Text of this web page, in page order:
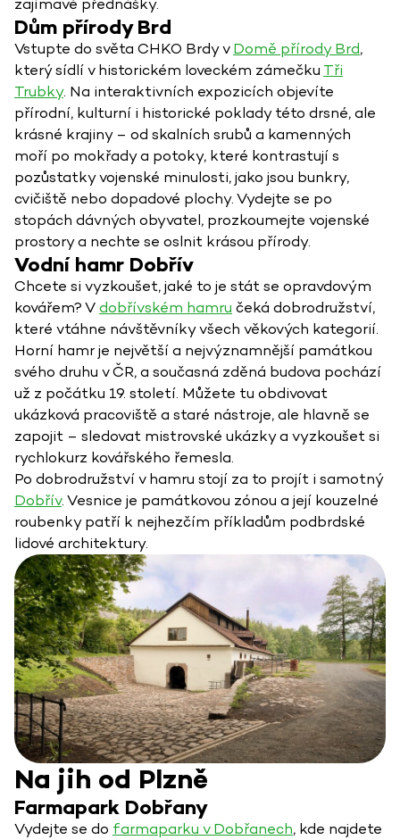
zajímavé přednášky.
Dům přírody Brd
Vstupte do světa CHKO Brdy vDomě přírody Brd,
který sídlí v historickém loveckém zámečku Tři
Trubky. Na interaktivních expozicích objevíte
přírodní, kulturní i historické poklady této drsné, ale
krásné krajiny – od skalních srubů a kamenných
moří po mokřady a potoky, které kontrastují s
pozůstatky vojenské minulosti, jako jsou bunkry,
cvičiště nebo dopadové plochy. Vydejte se po
stopách dávných obyvatel, prozkoumejte vojenské
prostory a nechte se oslnit krásou přírody.
Vodní hamr Dobřív
Chcete si vyzkoušet, jaké to je stát se opravdovým
kovářem? Vdobřívském hamru čeká dobrodružství,
které vtáhne návštěvníky všech věkových kategorií.
Horní hamr je největší a nejvýznamnější památkou
svého druhu v ČR, a současná zděná budova pochází
už z počátku 19. století. Můžete tu obdivovat
ukázková pracoviště a staré nástroje, ale hlavně se
zapojit – sledovat mistrovské ukázky a vyzkoušet si
rychlokurz kovářského řemesla.
Po dobrodružství v hamru stojí za to projít i samotný
Dobřív. Vesnice je památkovou zónou a její kouzelné
roubenky patří k nejhezčím příkladům podbrdské
lidové architektury.
Na jih od Plzně
Farmapark Dobřany
Vydejte se do farmaparku v Dobřanech, kde najdete